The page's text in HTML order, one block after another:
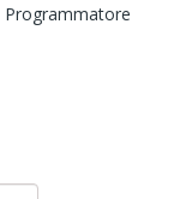
Programmatore